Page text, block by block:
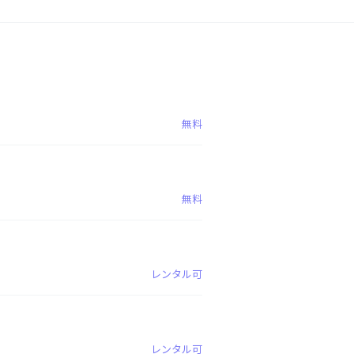
無料
無料
レンタル可
レンタル可